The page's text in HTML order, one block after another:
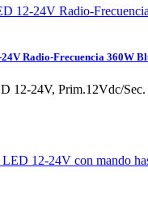
Radio-Frecuencia 360W
12-24V, Prim.12Vdc/